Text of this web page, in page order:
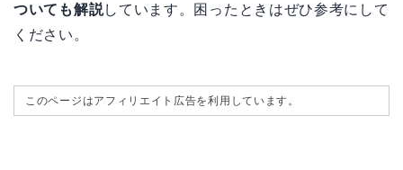
ついても解説しています。困ったときはぜひ参考にして
ください。
このページはアフィリエイト広告を利用しています。